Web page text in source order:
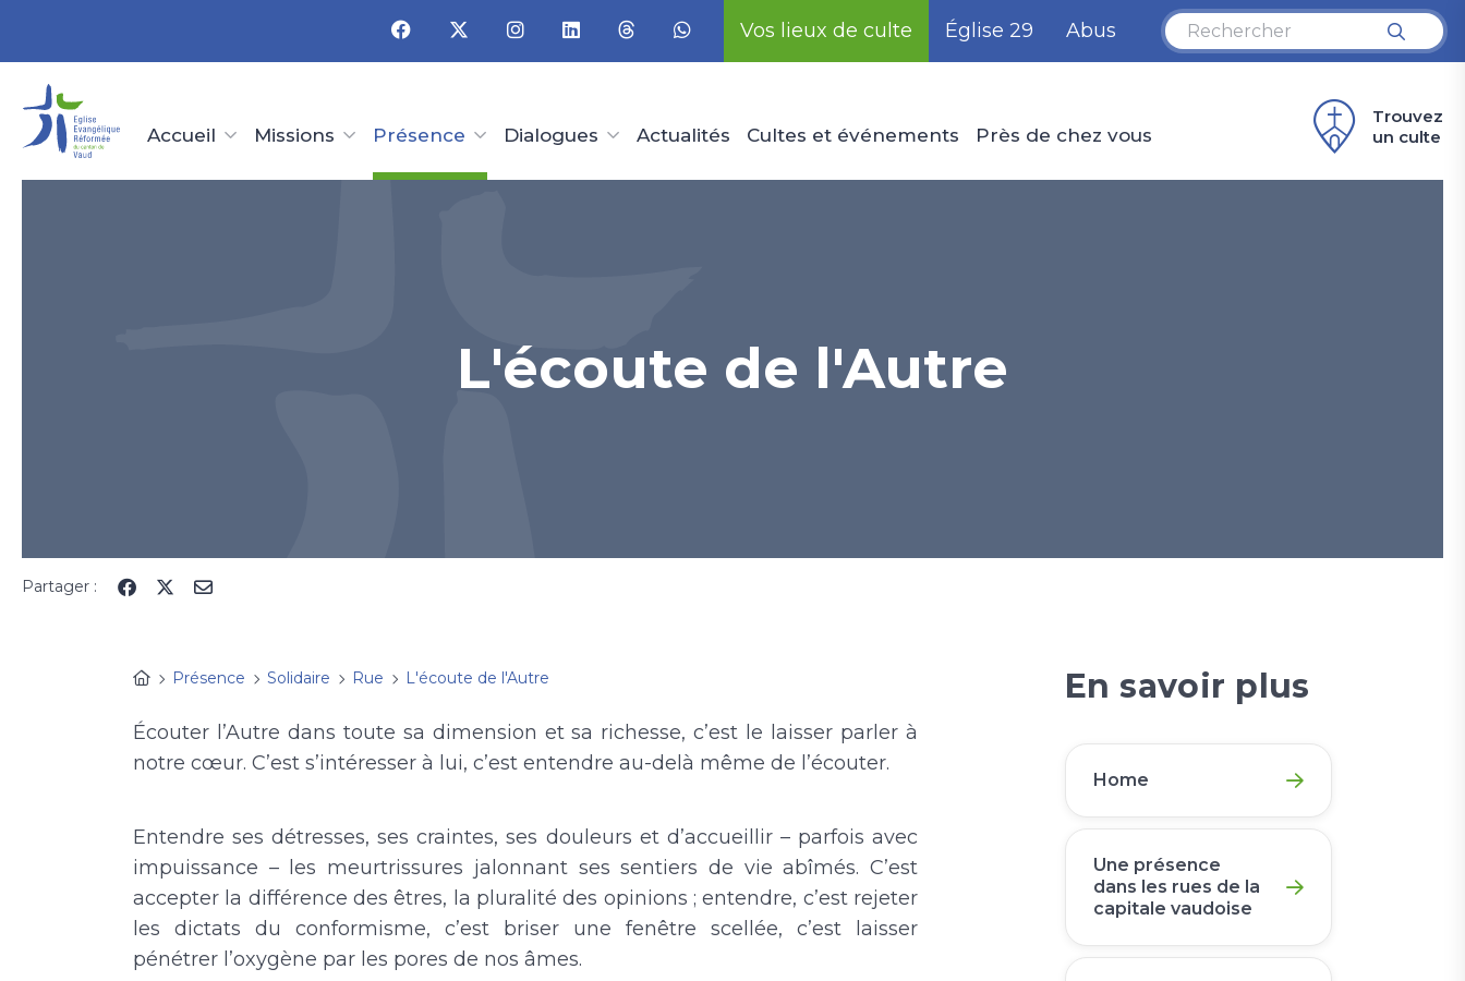
Vos lieux de culte Église 29 Abus
Accueil Missions Présence Dialogues Actualités Cultes et événements Près de chez vous
Trouvez
un culte
L'écoute de l'Autre
Partager :
Présence Solidaire Rue L'écoute de l'Autre
Écouter l’Autre dans toute sa dimension et sa richesse, c’est le laisser parler à
notre cœur. C’est s’intéresser à lui, c’est entendre au-delà même de l’écouter.
Entendre ses détresses, ses craintes, ses douleurs et d’accueillir – parfois avec
impuissance – les meurtrissures jalonnant ses sentiers de vie abîmés. C’est
accepter la différence des êtres, la pluralité des opinions ; entendre, c’est rejeter
les dictats du conformisme, c’est briser une fenêtre scellée, c’est laisser
pénétrer l’oxygène par les pores de nos âmes.
En savoir plus
Home
Une présence
dans les rues de la
capitale vaudoise